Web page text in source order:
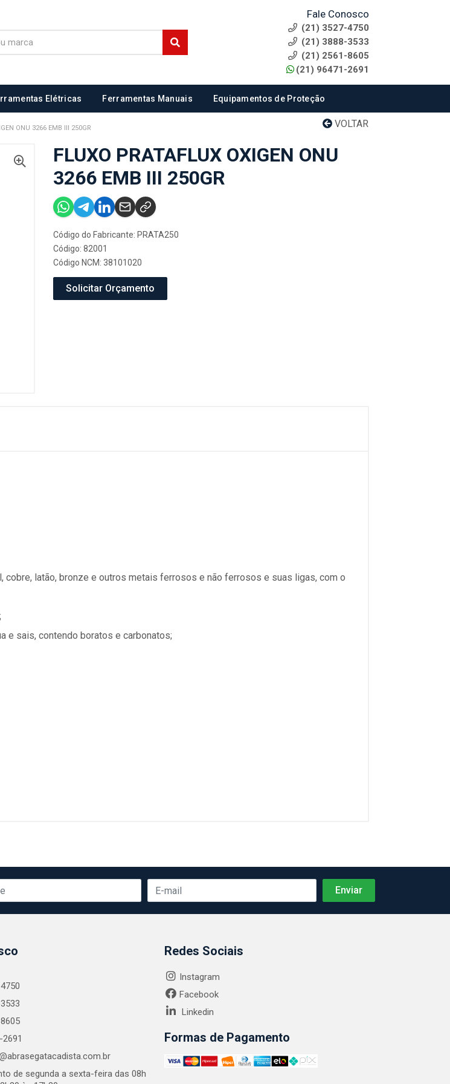
Fale Conosco
(21) 3527-4750
(21) 3888-3533
(21) 2561-8605
(21) 96471-2691
Elétricas Ferramentas Manuais Equipamentos de Proteção
VOLTAR
ONU 3266 EMB III 250GR
FLUXO PRATAFLUX OXIGEN ONU
3266 EMB III 250GR
Código do Fabricante: PRATA250
Código: 82001
Código NCM: 38101020
Solicitar Orçamento
cobre, latão, bronze e outros metais ferrosos e não ferrosos e suas ligas, com o
e sais, contendo boratos e carbonatos;
de segunda a sexta-feira das 08h
Redes Sociais
Instagram
Facebook
Linkedin
Formas de Pagamento